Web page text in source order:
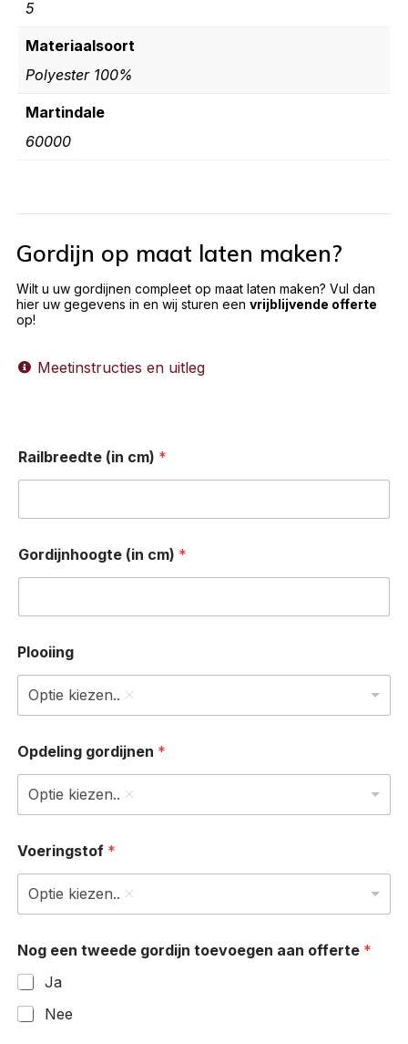
5
Materiaalsoort
Polyester 100%
Martindale
60000
Gordijn op maat laten maken?
Wilt u uw gordijnen compleet op maat laten maken? Vul dan
hier uw gegevens in en wij sturen een vrijblijvende offerte
op!
Meetinstructies en uitleg
Railbreedte (in cm) *
Gordijnhoogte (in cm) *
Plooiing
Optie kiezen..
Opdeling gordijnen *
Optie kiezen..
Voeringstof *
Optie kiezen..
Nog een tweede gordijn toevoegen aan offerte *
Ja
Nee